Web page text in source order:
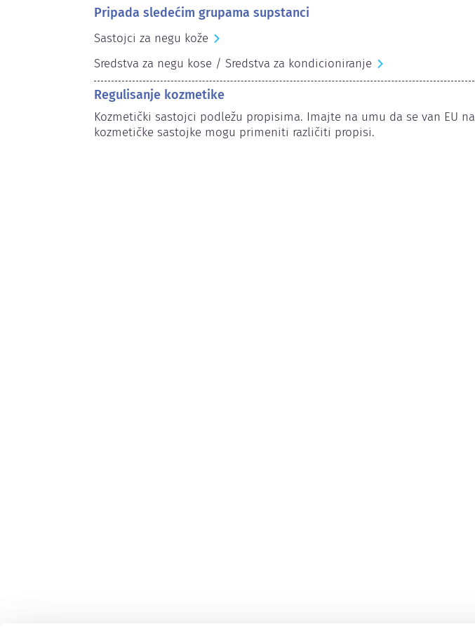
Pripada sledećim grupama supstanci
Sastojci za negu kože
Sredstva za negu kose / Sredstva za kondicioniranje
Regulisanje kozmetike
Kozmetički sastojci podležu propisima. Imajte na umu da se van EU na
kozmetičke sastojke mogu primeniti različiti propisi.